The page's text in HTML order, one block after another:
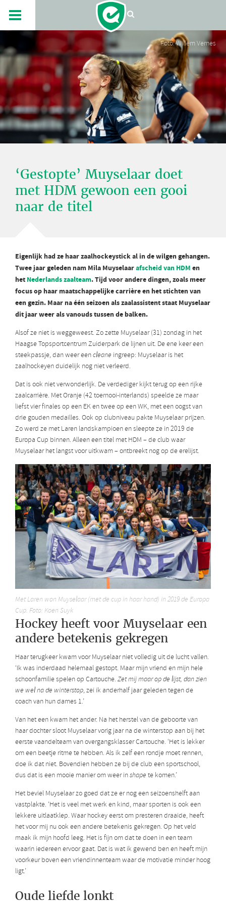
Foto: Willem Vernes
‘Gestopte’ Muyselaar doet
met HDM gewoon een gooi
naar de titel
Eigenlijk had ze haar zaalhockeystick al in de wilgen gehangen.
Twee jaar geleden nam Mila Muyselaarafscheid van HDM en
het Nederlands zaalteam. Tijd voor andere dingen, zoals meer
focus op haar maatschappelijke carrière en het stichten van
een gezin. Maar na één seizoen als zaalassistent staat Muyselaar
dit jaar weer als vanouds tussen de balken.
Alsof ze niet is weggeweest. Zo zette Muyselaar (31) zondag in het
Haagse Topsportcentrum Zuiderpark de lijnen uit. De ene keer een
steekpassje, dan weer eencleane ingreep: Muyselaar is het
zaalhockeyen duidelijk nog niet verleerd.
Dat is ook niet verwonderlijk. De verdediger kijkt terug op een rijke
zaalcarrière. Met Oranje (42 toernooi-interlands) speelde ze maar
liefst vier finales op een EK en twee op een WK, met een oogst van
drie gouden medailles. Ook op clubniveau pakte Muyselaar prijzen.
Zo werd ze met Laren landskampioen en sleepte ze in 2019 de
Europa Cup binnen. Alleen een titel met HDM – de club waar
Muyselaar het langst voor uitkwam – ontbreekt nog op de erelijst.
Met Laren won Muyselaar (met de cup in haar hand) in 2019 de Europa
Cup. Foto: Koen Suyk
Hockey heeft voor Muyselaar een
andere betekenis gekregen
Haar terugkeer kwam voor Muyselaar niet volledig uit de lucht vallen.
‘Ik was inderdaad helemaal gestopt. Maar mijn vriend en mijn hele
schoonfamilie spelen op Cartouche. Zet mij maar op de lijst, dan zien
we wel na de winterstop, zei ik anderhalf jaar geleden tegen de
coach van hun dames 1.’
Van het een kwam het ander. Na het herstel van de geboorte van
haar dochter sloot Muyselaar vorig jaar na de winterstop aan bij het
eerste vaandelteam van overgangsklasser Cartouche. ‘Het is lekker
om een beetje ritme te hebben. Als ik zelf een rondje moet rennen,
doe ik dat niet. Bovendien hebben ze bij de club een sportschool,
dus dat is een mooie manier om weer inshape te komen.’
Het beviel Muyselaar zo goed dat ze er nog een seizoenshelft aan
vastplakte. ‘Het is veel met werk en kind, maar sporten is ook een
lekkere uitlaatklep. Waar hockey eerst om presteren draaide, heeft
het voor mij nu ook een andere betekenis gekregen. Op het veld
maak ik mijn hoofd leeg. Het is fijn om dat te doen in een team
waarin iedereen ervoor gaat. Dat is wat ik gewend ben en heeft mijn
voorkeur boven een vriendinnenteam waar de motivatie minder hoog
ligt.’
Oude liefde lonkt